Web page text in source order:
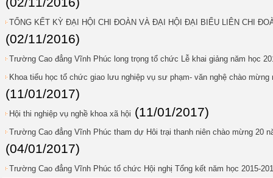
TỔNG KẾT KỲ ĐẠI HỘI CHI ĐOÀN VÀ ĐẠI HỘI ĐẠI BIỂU LIÊN CHI
(02/11/2016)
Trường Cao đẳng Vĩnh Phúc long trọng tổ chức Lễ khai giảng năm học
Khoa tiểu học tổ chức giao lưu nghiệp vụ sư phạm- văn nghệ chào mừng
(11/01/2017)
Hội thi nghiệp vụ nghề khoa xã hội (11/01/2017)
Trường Cao đẳng Vĩnh Phúc tham dự Hôi trại thanh niên chào mừng 20
(04/01/2017)
Trường Cao đẳng Vĩnh Phúc tổ chức Hội nghị Tổng kết năm học 2015-